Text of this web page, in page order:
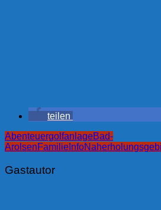
teilen
AbenteuergolfanlageBad-
ArolsenFamilie Info
Gastautor